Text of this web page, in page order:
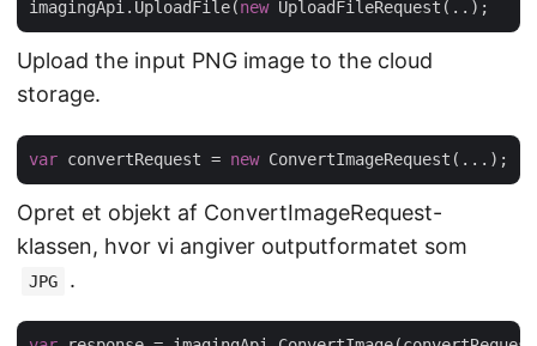
imagingApi.UploadFile(new
Upload the input PNG image to the cloud
storage.
var convertRequest = new
Opret et objekt af ConvertImageRequest-
klassen, hvor vi angiver outputformatet som
JPG .